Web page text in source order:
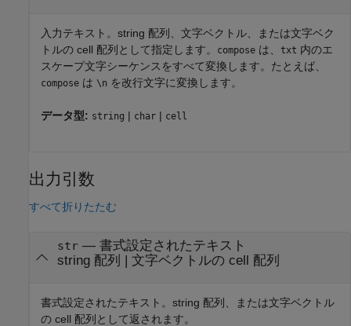
入力テキスト。string 配列、文字ベクトル、または文字ベク
トルの cell 配列として指定します。
compose は、 txt 内のエ
スケープ文字シーケンスをすべて変換します。たとえば、
compose は \n を改行文字に変換します。
データ型: string | char | cell
出力引数
すべて折りたたむ
str— 書式設定されたテキスト
string 配列 | 文字ベクトルの cell 配列
書式設定されたテキスト。string 配列、または文字ベクトル
の cell 配列として返されます。